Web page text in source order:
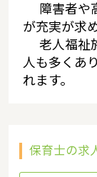
障害者や
が充実が求
老人福祉
人も多くあ
れます。
保育士の求